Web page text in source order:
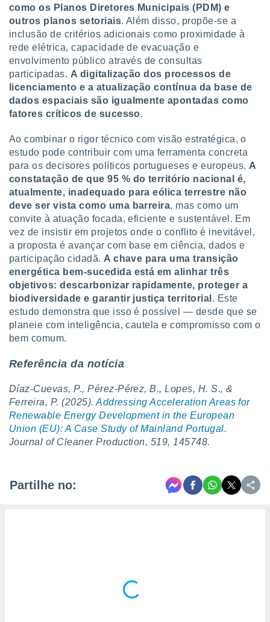
como os Planos Diretores Municipais (PDM) e
outros planos setoriais. Além disso, propõe-se a
inclusão de critérios adicionais como proximidade à
rede elétrica, capacidade de evacuação e
envolvimento público através de consultas
participadas. A digitalização dos processos de
licenciamento e a atualização contínua da base de
dados espaciais são igualmente apontadas como
fatores críticos de sucesso.
Ao combinar o rigor técnico com visão estratégica, o
estudo pode contribuir com uma ferramenta concreta
para os decisores políticos portugueses e europeus. A
constatação de que 95 % do território nacional é,
atualmente, inadequado para eólica terrestre não
deve ser vista como uma barreira, mas como um
convite à atuação focada, eficiente e sustentável. Em
vez de insistir em projetos onde o conflito é inevitável,
a proposta é avançar com base em ciência, dados e
participação cidadã. A chave para uma transição
energética bem-sucedida está em alinhar três
objetivos: descarbonizar rapidamente, proteger a
biodiversidade e garantir justiça territorial . Este
estudo demonstra que isso é possível — desde que se
planeie com inteligência, cautela e compromisso com o
bem comum.
Referência da notícia
Díaz-Cuevas, P., Pérez-Pérez, B., Lopes, H. S., &
Ferreira, P. (2025).Addressing Acceleration Areas for
Renewable Energy Development in the European
Union (EU): A Case Study of Mainland Portugal.
Journal of Cleaner Production, 519, 145748.
Partilhe no: